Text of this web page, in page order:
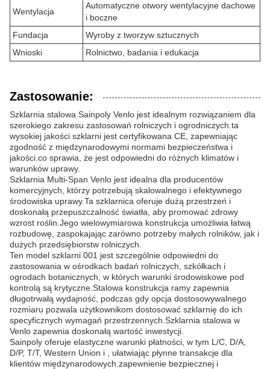
Wentylacja
Automatyczne otwory wentylacyjne dachowe
i boczne
Fundacja
Wyroby z tworzyw sztucznych
Wnioski
Rolnictwo, badania i edukacja
Zastosowanie:
Szklarnia stalowa Sainpoly Venlo jest idealnym rozwiązaniem dla
szerokiego zakresu zastosowań rolniczych i ogrodniczych.ta
wysokiej jakości szklarni jest certyfikowana CE, zapewniając
zgodność z międzynarodowymi normami bezpieczeństwa i
jakości.co sprawia, że jest odpowiedni do różnych klimatów i
warunków uprawy.
Szklarnia Multi-Span Venlo jest idealna dla producentów
komercyjnych, którzy potrzebują skalowalnego i efektywnego
środowiska uprawy.Ta szklarnica oferuje dużą przestrzeń i
doskonałą przepuszczalność światła, aby promować zdrowy
wzrost roślin.Jego wielowymiarowa konstrukcja umożliwia łatwą
rozbudowę, zaspokajając zarówno potrzeby małych rolników, jak i
dużych przedsiębiorstw rolniczych.
Ten model szklarni 001 jest szczególnie odpowiedni do
zastosowania w ośrodkach badań rolniczych, szkółkach i
ogrodach botanicznych, w których warunki środowiskowe pod
kontrolą są krytyczne.Stalowa konstrukcja ramy zapewnia
długotrwałą wydajność, podczas gdy opcja dostosowywalnego
rozmiaru pozwala użytkownikom dostosować szklarnię do ich
specyficznych wymagań przestrzennych.Szklarnia stalowa w
Venlo zapewnia doskonałą wartość inwestycji.
Sainpoly oferuje elastyczne warunki płatności, w tym L/C, D/A,
D/P, T/T, Western Union i , ułatwiając płynne transakcje dla
klientów międzynarodowych.zapewnienie bezpiecznej i